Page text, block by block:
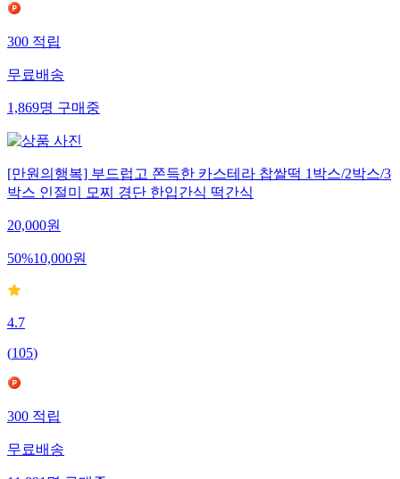
300적립
무료배송
1,869명구매중
[만원의행복] 부드럽고 쫀득한 카스테라 찹쌀떡 1박스/2박스/3
박스 인절미 모찌 경단 한입간식 떡간식
20,000원
50%10,000원
4.7
(105)
300적립
무료배송